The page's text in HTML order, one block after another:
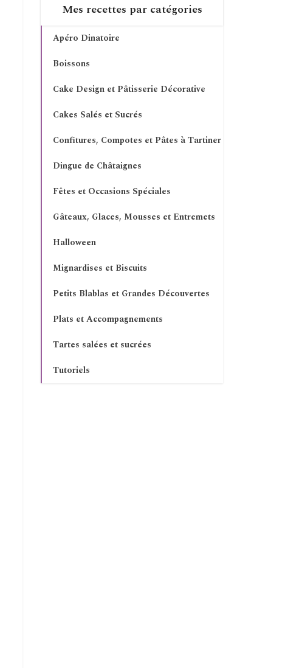
Mes recettes par catégories
Apéro Dinatoire
Boissons
Cake Design et Pâtisserie Décorative
Cakes Salés et Sucrés
Confitures, Compotes et Pâtes à Tartiner
Dingue de Châtaignes
Fêtes et Occasions Spéciales
Gâteaux, Glaces, Mousses et Entremets
Halloween
Mignardises et Biscuits
Petits Blablas et Grandes Découvertes
Plats et Accompagnements
Tartes salées et sucrées
Tutoriels